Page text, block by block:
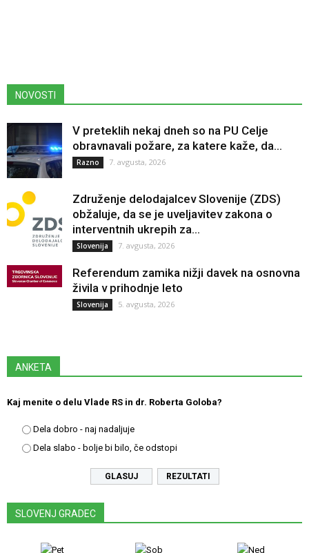
NOVOSTI
V preteklih nekaj dneh so na PU Celje
obravnavali požare, za katere kaže, da...
Razno 7. avgusta, 2026
Združenje delodajalcev Slovenije (ZDS)
obžaluje, da se je uveljavitev zakona o
interventnih ukrepih za...
Slovenija 7. avgusta, 2026
Referendum zamika nižji davek na osnovna
živila v prihodnje leto
Slovenija 5. avgusta, 2026
ANKETA
Kaj menite o delu Vlade RS in dr. Roberta Goloba?
Dela dobro - naj nadaljuje
Dela slabo - bolje bi bilo, če odstopi
REZULTATI
SLOVENJ GRADEC